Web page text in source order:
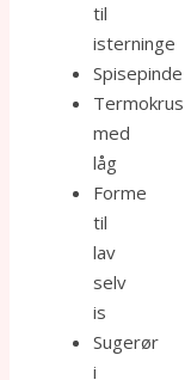
til
isterninge
Spisepinde
Termokrus
med
låg
Forme
til
lav
selv
is
Sugerør
i